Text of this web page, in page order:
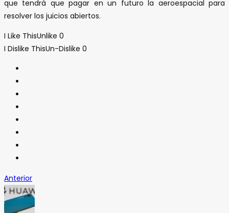
que tendrá que pagar en un futuro la aeroespacial para
resolver los juicios abiertos.
I Like ThisUnlike 0
I Dislike ThisUn-Dislike 0
Anterior